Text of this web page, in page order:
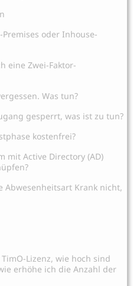
oder Inhouse-
eine Zwei-Faktor-
Was tun?
gesperrt, was ist zu tun?
kostenfrei?
mit Active Directory (AD)
Krank nicht,
Lizenz, wie hoch sind
erhöhe ich die Anzahl der